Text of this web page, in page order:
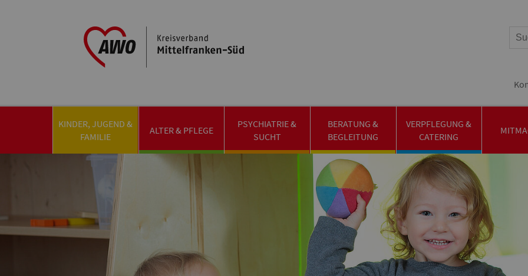
KINDER, JUGEND &
FAMILIE
ALTER & PFLEGE
PSYCHIATRIE &
SUCHT
BERATUNG &
BEGLEITUNG
VERPFLEGUNG &
CATERING